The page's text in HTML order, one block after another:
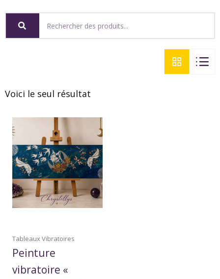
Voici le seul résultat
Tableaux Vibratoires
Peinture
vibratoire «